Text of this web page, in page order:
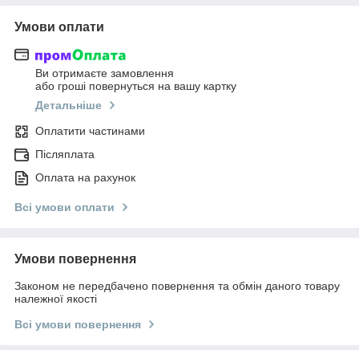
Умови оплати
Ви отримаєте замовлення
або гроші повернуться на вашу картку
Детальніше
Оплатити частинами
Післяплата
Оплата на рахунок
Всі умови оплати
Умови повернення
Законом не передбачено повернення та обмін даного товару
належної якості
Всі умови повернення